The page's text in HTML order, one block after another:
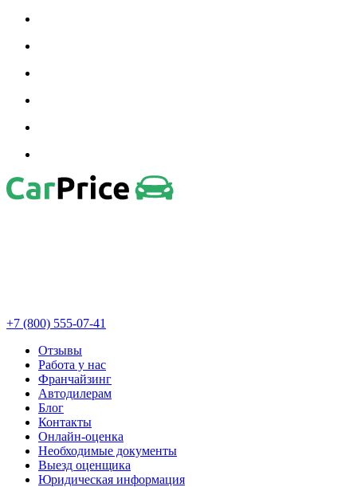
+7 (800) 555-07-41
Отзывы
Работа у нас
Франчайзинг
Автодилерам
Блог
Контакты
Онлайн-оценка
Необходимые документы
Выезд оценщика
Юридическая информация